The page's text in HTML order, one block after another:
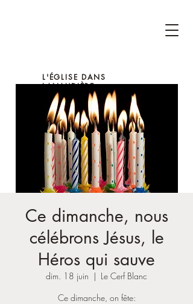
L'ÉGLISE DANS
LANAUDIÈRE
Ce dimanche, nous
célébrons Jésus, le
Héros qui sauve
dim. 18 juin
  |
Le Cerf Blanc
Ce dimanche, on fête: